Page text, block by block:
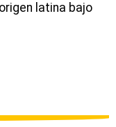
latina bajo